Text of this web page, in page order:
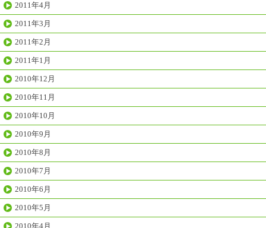
2011年4月
2011年3月
2011年2月
2011年1月
2010年12月
2010年11月
2010年10月
2010年9月
2010年8月
2010年7月
2010年6月
2010年5月
2010年4月